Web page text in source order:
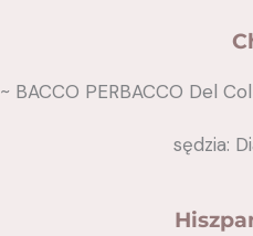
~ BACCO PERBACCO Del
sędzia: